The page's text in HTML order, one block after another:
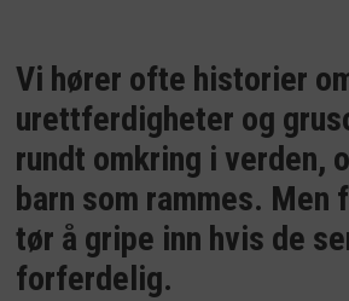
Vi hører ofte historier
urettferdigheter og
rundt omkring i verden,
barn som rammes. Men
tør å gripe inn hvis de
forferdelig.